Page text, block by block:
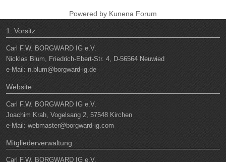
Powered by Kunena Forum
1. Vorsitz
Carl F.W. BORGWARD IG e.V.
Nicklas Blum, Friedrich-Ebert-Str. 4, D-56564 Neuwied
e-Mail: n.blum@borgward-ig.de
Website
Carl F.W. BORGWARD IG e.V.
Joachim Krah, Vogelsang 2, 57548 Kirchen
e-Mail: webmaster@borgward-ig.com
Mitgliederverwaltung
Carl F.W. BORGWARD IG e.V.